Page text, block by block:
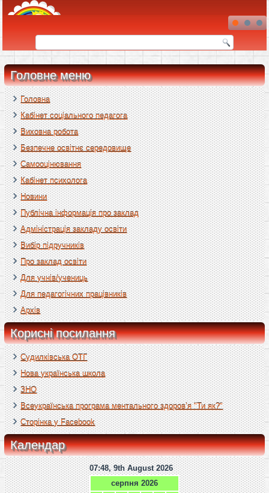
Головне меню
Головна
Кабінет соціального педагога
Виховна робота
Безпечне освітнє середовище
Самооцінювання
Кабінет психолога
Новини
Публічна інформація про заклад
Адміністрація закладу освіти
Вибір підручників
Про заклад освіти
Для учнів/учениць
Для педагогічних працівників
Архів
Корисні посилання
Судилківська ОТГ
Нова українська школа
ЗНО
Всеукраїнська програма ментального здоров’я "Ти як?"
Сторінка у Facebook
Календар
07:48, 9th August 2026
серпня 2026